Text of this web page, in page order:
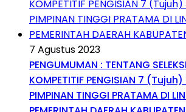
7 Agustus 2023
PENGUMUMAN : TENTANG
KOMPETITIF PENGISIAN 7
PIMPINAN TINGGI PRATAMA DI